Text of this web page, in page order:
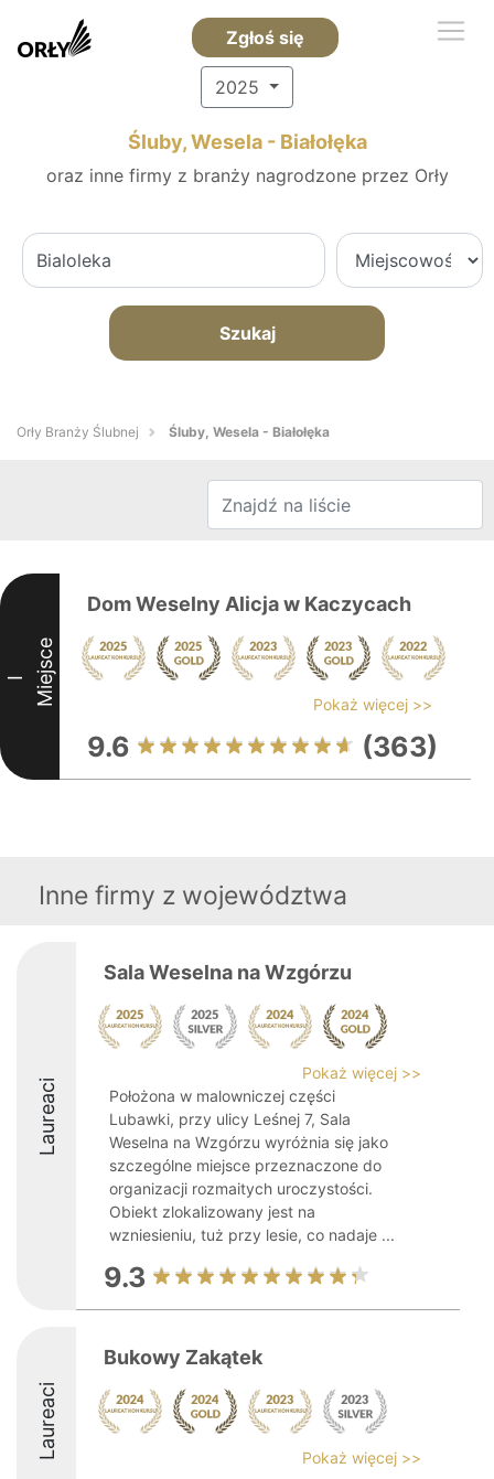
Zgłoś się
2025
Śluby, Wesela - Białołęka
oraz inne firmy z branży nagrodzone przez Orły
Szukaj
Orły Branży Ślubnej Śluby, Wesela - Białołęka
I Miejsce
Dom Weselny Alicja w Kaczycach
Pokaż więcej >>
9.6 (363)
Inne firmy z województwa
Laureaci
Sala Weselna na Wzgórzu
Pokaż więcej >>
Położona w malowniczej części
Lubawki, przy ulicy Leśnej 7, Sala
Weselna na Wzgórzu wyróżnia się jako
szczególne miejsce przeznaczone do
organizacji rozmaitych uroczystości.
Obiekt zlokalizowany jest na
wzniesieniu, tuż przy lesie, co nadaje ...
9.3
Laureaci
Bukowy Zakątek
Pokaż więcej >>